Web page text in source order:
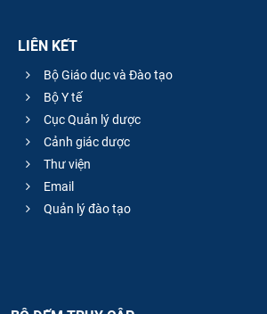
LIÊN KẾT
Bộ Giáo dục và Đào tạo
Bộ Y tế
Cục Quản lý dược
Cảnh giác dược
Thư viện
Email
Quản lý đào tạo